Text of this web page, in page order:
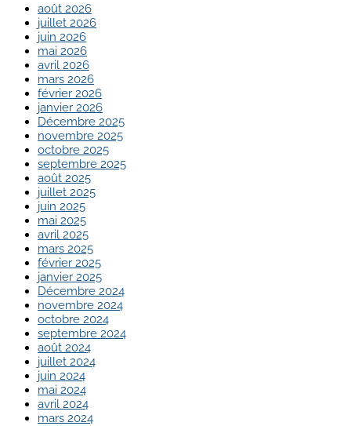
août 2026
juillet 2026
juin 2026
mai 2026
avril 2026
mars 2026
février 2026
janvier 2026
Décembre 2025
novembre 2025
octobre 2025
septembre 2025
août 2025
juillet 2025
juin 2025
mai 2025
avril 2025
mars 2025
février 2025
janvier 2025
Décembre 2024
novembre 2024
octobre 2024
septembre 2024
août 2024
juillet 2024
juin 2024
mai 2024
avril 2024
mars 2024